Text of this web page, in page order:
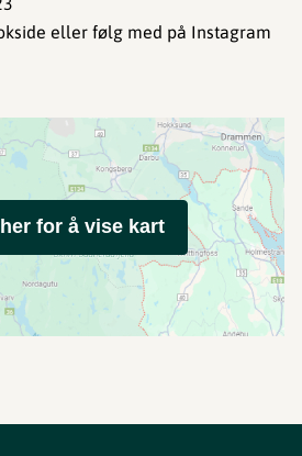
eller følg med på Instagram
for å vise kart